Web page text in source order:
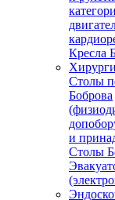
Кресла
Столы
Боброва
и
Столы